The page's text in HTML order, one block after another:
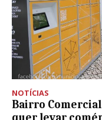
NOTÍCIAS
Bairro